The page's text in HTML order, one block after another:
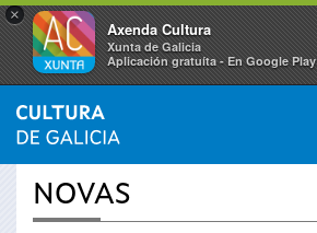
×
Axenda Cultura
Xunta de Galicia
Aplicación gratuíta - En Google Play
Vostede
está
INICIO › ACTUALIDADE
NOVAS